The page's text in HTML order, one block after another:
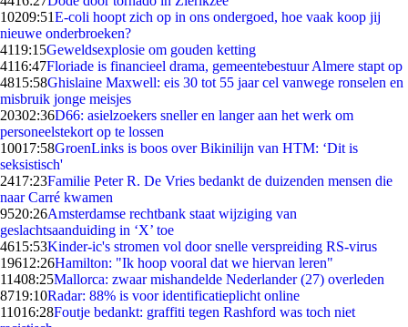
10209:51E-coli hoopt zich op in ons ondergoed, hoe vaak koop jij
nieuwe onderbroeken?
4119:15Geweldsexplosie om gouden ketting
4116:47Floriade is financieel drama, gemeentebestuur Almere stapt op
4815:58Ghislaine Maxwell: eis 30 tot 55 jaar cel vanwege ronselen en
misbruik jonge meisjes
20302:36D66: asielzoekers sneller en langer aan het werk om
personeelstekort op te lossen
10017:58GroenLinks is boos over Bikinilijn van HTM: ‘Dit is
seksistisch'
2417:23Familie Peter R. De Vries bedankt de duizenden mensen die
naar Carré kwamen
9520:26Amsterdamse rechtbank staat wijziging van
geslachtsaanduiding in ‘X’ toe
4615:53Kinder-ic's stromen vol door snelle verspreiding RS-virus
19612:26Hamilton: "Ik hoop vooral dat we hiervan leren"
11408:25Mallorca: zwaar mishandelde Nederlander (27) overleden
8719:10Radar: 88% is voor identificatieplicht online
11016:28Foutje bedankt: graffiti tegen Rashford was toch niet